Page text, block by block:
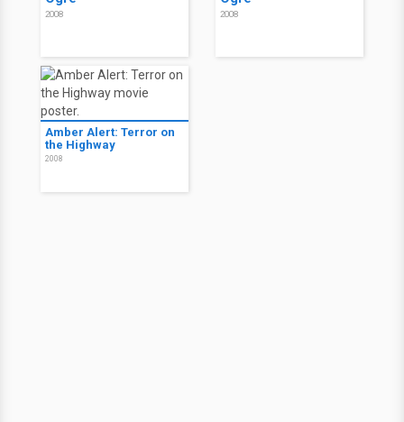
2008 2008
Amber Alert: Terror on
the Highway
2008